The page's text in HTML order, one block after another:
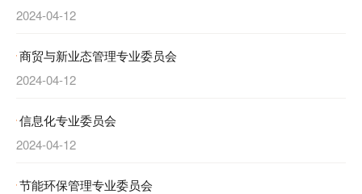
2024-04-12
商贸与新业态管理专业委员会
2024-04-12
信息化专业委员会
2024-04-12
节能环保管理专业委员会